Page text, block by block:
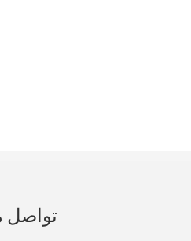
تواصل